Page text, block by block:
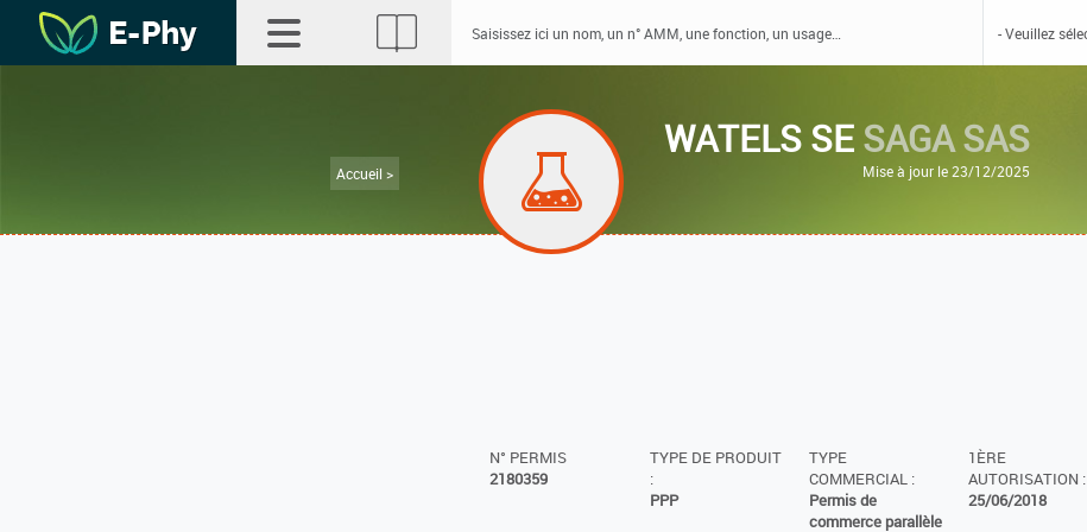
Accueil >
WATELS SESAGA SAS
Mise à jour le 23/12/2025
N° PERMIS
2180359
TYPE DE PRODUIT
:
PPP
TYPE
COMMERCIAL :
Permis de
commerce parallèle
1ÈRE
AUTORISATION :
25/06/2018